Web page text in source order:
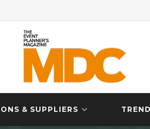
& SUPPLIERS